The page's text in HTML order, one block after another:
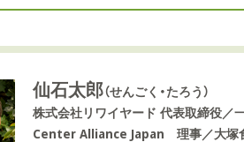
仙石太郎（せんごく・たろう）
株式会社リワイヤード 代表取締役／
Center Alliance Japan 理事／大塚